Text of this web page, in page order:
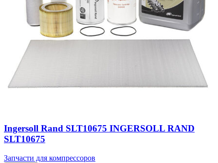
Ingersoll Rand SLT10675 INGERSOLL RAND
SLT10675
Запчасти для компрессоров